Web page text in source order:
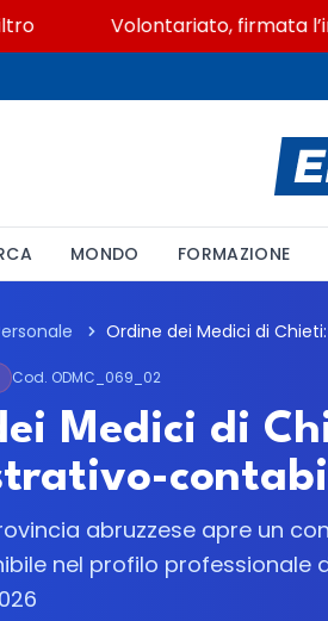
Volontariato, firmata
MONDO FORMAZIONE
Cod. ODMC_069_02
Medici di
abruzzese apre un
nel profilo professionale